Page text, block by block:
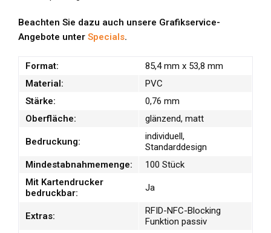
Beachten Sie dazu auch unsere Grafikservice-
Angebote unter Specials.
Format:
85,4 mm x 53,8 mm
Material:
PVC
Stärke:
0,76 mm
Oberfläche:
glänzend, matt
Bedruckung:
individuell,
Standarddesign
Mindestabnahmemenge:
100 Stück
Mit Kartendrucker
bedruckbar:
Ja
Extras:
RFID-NFC-Blocking
Funktion passiv